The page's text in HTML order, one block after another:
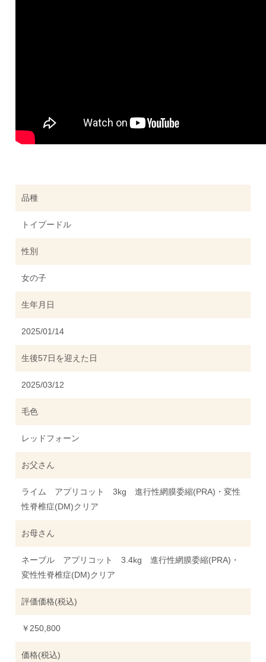
品種
トイプードル
性別
女の子
生年月日
2025/01/14
生後57日を迎えた日
2025/03/12
毛色
レッドフォーン
お父さん
ライム アプリコット 3kg 進行性網膜委縮(PRA)・変性
性脊椎症(DM)クリア
お母さん
ネーブル アプリコット 3.4kg 進行性網膜委縮(PRA)・
変性性脊椎症(DM)クリア
評価価格(税込)
￥250,800
価格(税込)